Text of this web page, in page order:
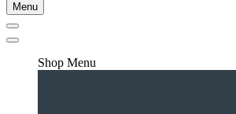
Menu
Shop Menu